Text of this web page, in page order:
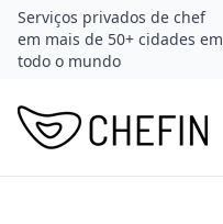
Serviços privados de chef
em mais de 50+ cidades em
todo o mundo